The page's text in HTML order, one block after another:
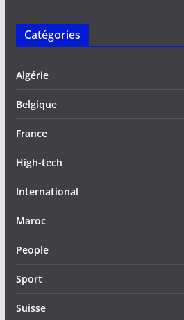
Catégories
Algérie
Belgique
France
High-tech
International
Maroc
People
Sport
Suisse